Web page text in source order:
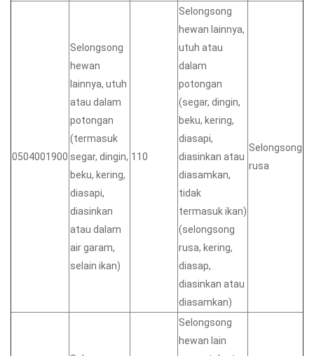
0504001900
Selongsong
hewan
lainnya, utuh
atau dalam
potongan
(termasuk
segar, dingin,
beku, kering,
diasapi,
diasinkan
atau dalam
air garam,
selain ikan)
110
Selongsong
hewan lainnya,
utuh atau
dalam
potongan
(segar, dingin,
beku, kering,
diasapi,
diasinkan atau
diasamkan,
tidak
termasuk ikan)
(selongsong
rusa, kering,
diasap,
diasinkan atau
diasamkan)
Selongsong
rusa
Selongsong
hewan lain